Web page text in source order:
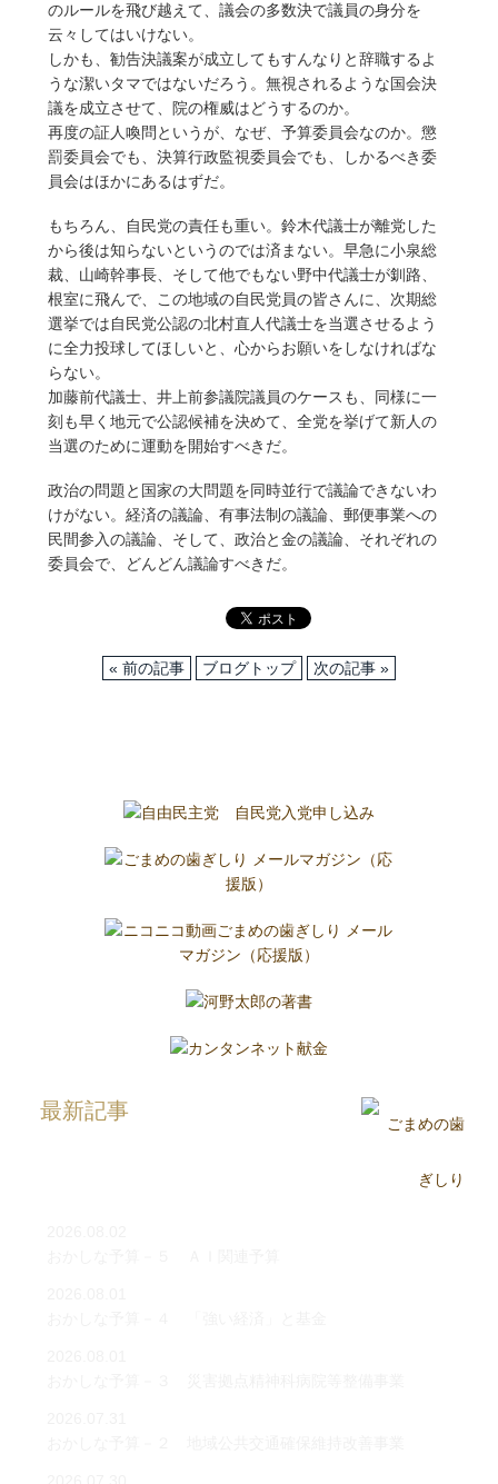
のルールを飛び越えて、議会の多数決で議員の身分を
云々してはいけない。
しかも、勧告決議案が成立してもすんなりと辞職するよ
うな潔いタマではないだろう。無視されるような国会決
議を成立させて、院の権威はどうするのか。
再度の証人喚問というが、なぜ、予算委員会なのか。懲
罰委員会でも、決算行政監視委員会でも、しかるべき委
員会はほかにあるはずだ。
もちろん、自民党の責任も重い。鈴木代議士が離党した
から後は知らないというのでは済まない。早急に小泉総
裁、山崎幹事長、そして他でもない野中代議士が釧路、
根室に飛んで、この地域の自民党員の皆さんに、次期総
選挙では自民党公認の北村直人代議士を当選させるよう
に全力投球してほしいと、心からお願いをしなければな
らない。
加藤前代議士、井上前参議院議員のケースも、同様に一
刻も早く地元で公認候補を決めて、全党を挙げて新人の
当選のために運動を開始すべきだ。
政治の問題と国家の大問題を同時並行で議論できないわ
けがない。経済の議論、有事法制の議論、郵便事業への
民間参入の議論、そして、政治と金の議論、それぞれの
委員会で、どんどん議論すべきだ。
« 前の記事 ブログトップ 次の記事 »
最新記事